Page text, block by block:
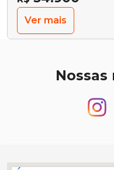
Ver mais
Nossas